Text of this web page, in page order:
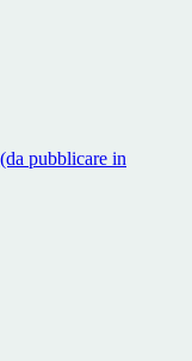
pubblicare in